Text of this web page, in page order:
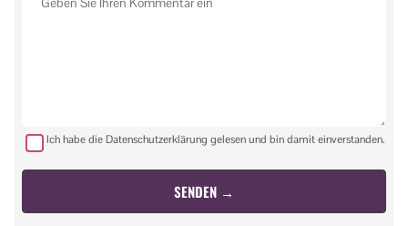
Ich habe die Datenschutzerklärung gelesen und bin damit einverstanden.